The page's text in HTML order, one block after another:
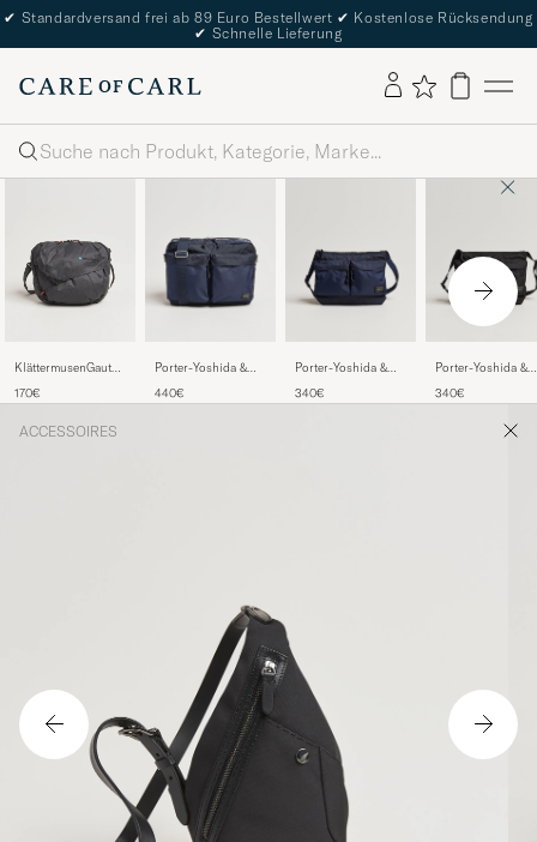
✔ Standardversand frei ab 89 Euro Bestellwert ✔ Kostenlose Rücksendung
✔ Schnelle Lieferung
Suche
KlättermusenGaut
bagRaven
170€
Porter-Yoshida &
BagNavy
440€
Porter-Yoshida &
Shoulder BagNavy
340€
Porter-Yoshida &
Shoulder
340€
ACCESSOIRES